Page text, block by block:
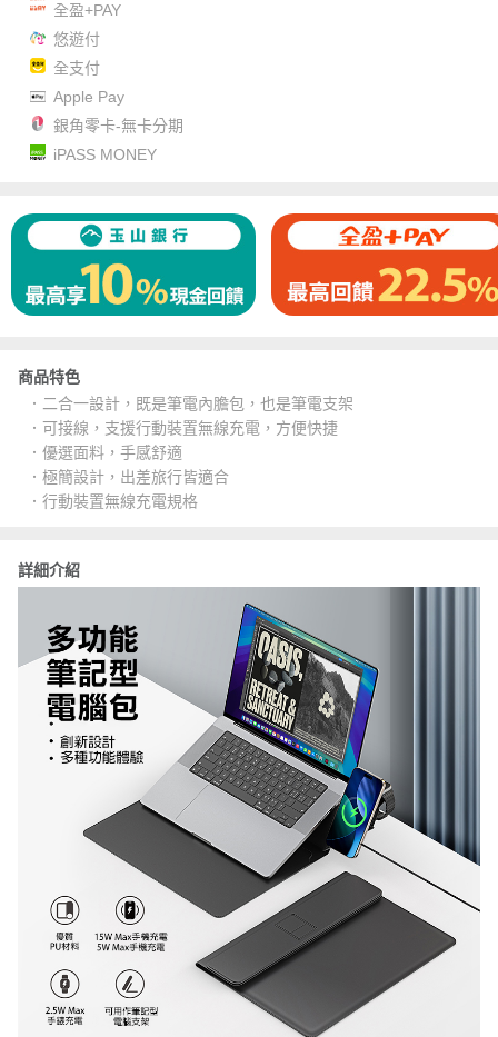
全盈+PAY
悠遊付
全支付
Apple Pay
銀角零卡-無卡分期
iPASS MONEY
商品特色
．二合一設計，既是筆電內膽包，也是筆電支架
．可接線，支援行動裝置無線充電，方便快捷
．優選面料，手感舒適
．極簡設計，出差旅行皆適合
．行動裝置無線充電規格
詳細介紹